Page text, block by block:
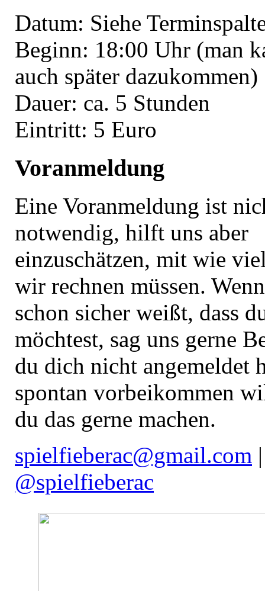
Datum: Siehe
Beginn: 18:00 Uhr (man
auch später dazukommen)
Dauer: ca. 5 Stunden
Eintritt: 5 Euro
Voranmeldung
Eine Voranmeldung ist
notwendig, hilft uns aber
einzuschätzen, mit wie
wir rechnen müssen.
schon sicher weißt, dass
möchtest, sag uns gerne
du dich nicht angemeldet
spontan vorbeikommen
du das gerne machen.
spielfieberac@gmail.com |
@spielfieberac